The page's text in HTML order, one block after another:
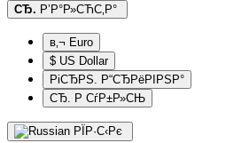
СЂ. Р’Р°Р»СЋС‚Р°
в‚¬ Euro
$ US Dollar
РіСЂРЅ. Р“СЂРёРІРЅР°
СЂ. Р СѓР±Р»СЊ
РЇР·С‹Рє